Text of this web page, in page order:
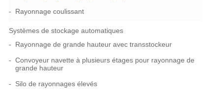
Rayonnage coulissant
Systèmes de stockage automatiques
Rayonnage de grande hauteur avec transstockeur
Convoyeur navette à plusieurs étages pour rayonnage de
grande hauteur
Silo de rayonnages élevés